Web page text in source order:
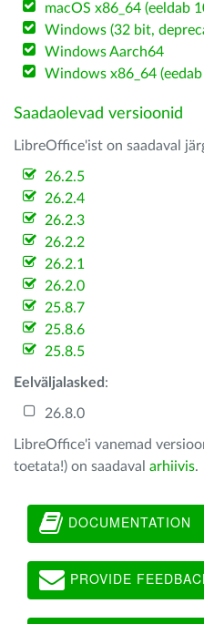
macOS x86_64 (eeldab
Windows (32 bit,
Windows Aarch64
Windows x86_64
Saadaolevad versioonid
LibreOffice'ist on saadaval
26.2.5
26.2.4
26.2.3
26.2.2
26.2.1
26.2.0
25.8.7
25.8.6
25.8.5
Eelväljalasked :
26.8.0
LibreOffice'i vanemad
toetata!) on saadaval arhiivis.
DOCUMENTATION
PROVIDE